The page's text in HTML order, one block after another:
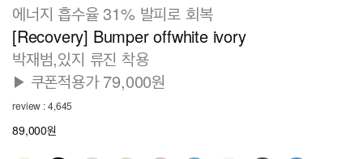
에너지 흡수율 31% 발피로 회복
[Recovery] Bumper offwhite ivory
박재범,있지 류진 착용
▶ 쿠폰적용가 79,000원
review : 4,645
89,000원